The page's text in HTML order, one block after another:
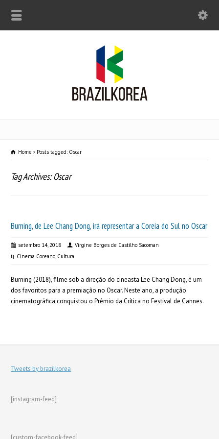
Home Posts tagged: Oscar
Tag Archives: Oscar
Burning, de Lee Chang Dong, irá representar a Coreia do Sul no Oscar
setembro 14, 2018
Virgine Borges de Castilho Sacoman
Cinema Coreano, Cultura
Burning (2018), filme sob a direção do cineasta Lee Chang Dong, é um
dos favoritos para a premiação no Oscar. Neste ano, a produção
cinematográfica conquistou o Prêmio da Crítica no Festival de Cannes.
Tweets by brazilkorea
[instagram-feed]
[custom-facebook-feed]